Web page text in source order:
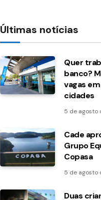
Últimas notícias
Quer
banco?
vagas
cidades
5 de agosto
Cade
Grupo
Copasa
5 de agosto
Duas